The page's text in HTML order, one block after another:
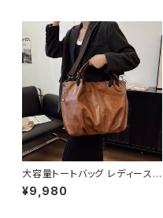
シンプル ブラック ダークブラウ
ン ブラウン ワンサイズ K-B026
4
大容量トートバッグ レディース 2
WAY ショルダーバッグ PUレザ
ー A4対応 通勤バッグ 通学バッ
¥9,980